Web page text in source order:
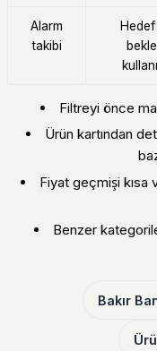
Alarm
takibi
Filtreyi önce
Ürün kartından
Fiyat geçmişi kısa
Benzer
Bakır